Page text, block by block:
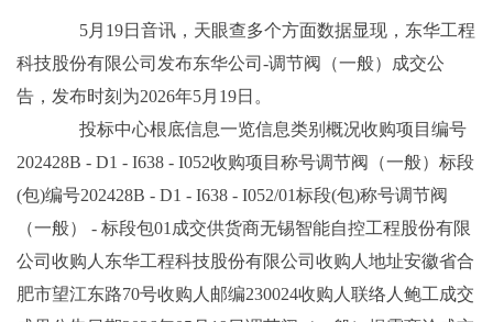
5月19日音讯，天眼查多个方面数据显现，东华工程
科技股份有限公司发布东华公司-调节阀（一般）成交公
告，发布时刻为2026年5月19日。
投标中心根底信息一览信息类别概况收购项目编号
202428B - D1 - I638 - I052收购项目称号调节阀（一般）标段
(包)编号202428B - D1 - I638 - I052/01标段(包)称号调节阀
（一般） - 标段包01成交供货商无锡智能自控工程股份有限
公司收购人东华工程科技股份有限公司收购人地址安徽省合
肥市望江东路70号收购人邮编230024收购人联络人鲍工成交